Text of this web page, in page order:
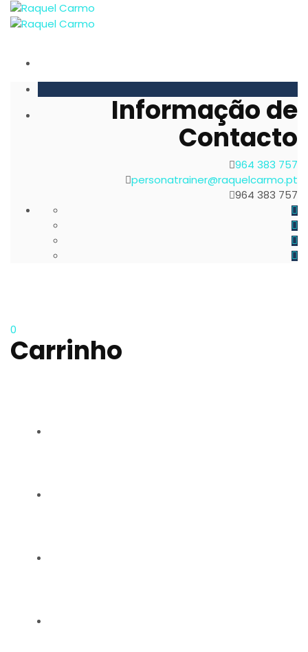
Informação de
Contacto
964 383 757
personatrainer@raquelcarmo.pt
964 383 757
0
Carrinho